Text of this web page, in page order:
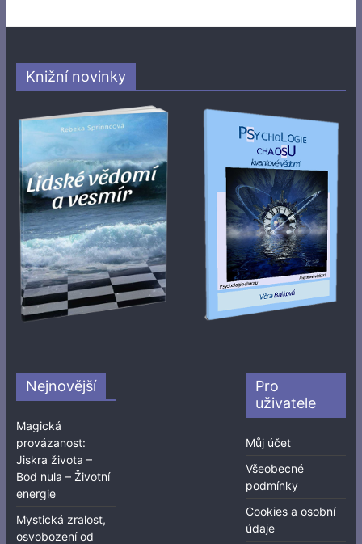
Knižní novinky
Nejnovější
Magická
provázanost:
Jiskra života –
Bod nula – Životní
energie
Mystická zralost,
osvobození od
Pro
uživatele
Můj účet
Všeobecné
podmínky
Cookies a osobní
údaje